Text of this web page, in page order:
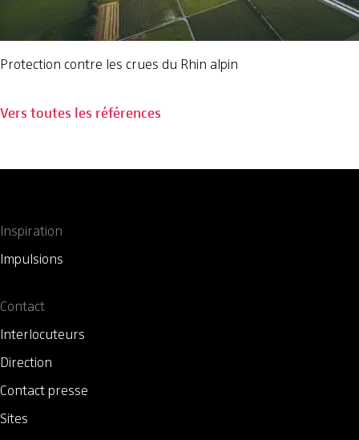
Protection contre les crues du Rhin alpin
Vers toutes les références
Inspiration
Impulsions
Contact
Interlocuteurs
Direction
Contact presse
Sites